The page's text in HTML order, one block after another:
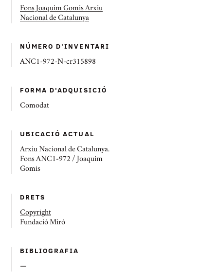
Fons Joaquim Gomis Arxiu
Nacional de Catalunya
NÚMERO D'INVENTARI
ANC1-972-N-cr315898
FORMA D'ADQUISICIÓ
Comodat
UBICACIÓ ACTUAL
Arxiu Nacional de Catalunya.
Fons ANC1-972 / Joaquim
Gomis
DRETS
Copyright
Fundació Miró
BIBLIOGRAFIA
—